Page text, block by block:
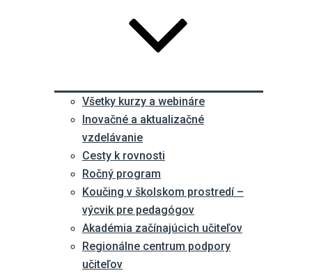
Všetky kurzy a webináre
Inovačné a aktualizačné
vzdelávanie
Cesty k rovnosti
Ročný program
Koučing v školskom prostredí –
výcvik pre pedagógov
Akadémia začínajúcich učiteľov
Regionálne centrum podpory
učiteľov